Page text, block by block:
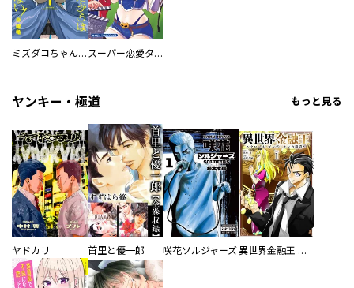
ミズダコちゃんからは逃げられない！ スーパー恋愛タイム！～現場でドＳな彼女は自宅でデレる～
ヤンキー・極道 もっと見る
ヤドカリ 首里と優一郎 咲花ソルジャーズ 異世界金融王 ～クローネ・ゴルディオンの覇道～